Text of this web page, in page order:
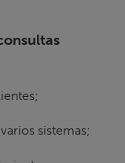
sistemas;